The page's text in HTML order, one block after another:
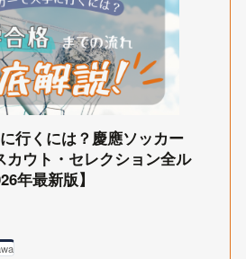
行くには？慶應ソッカー
カウト・セレクション全ル
年最新版】